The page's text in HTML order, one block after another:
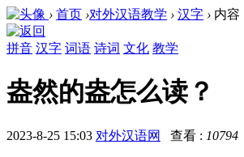
› 首页 ›对外汉语教学 › 汉字 › 内容
拼音 汉字 词语 诗词 文化 教学
盎然的盎怎么读？
2023-8-25 15:03 对外汉语网 查看 : 10794